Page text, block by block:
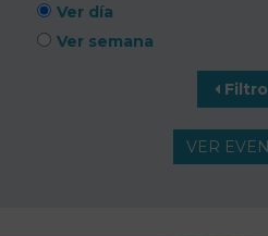
Ver día
Ver semana
Filtro